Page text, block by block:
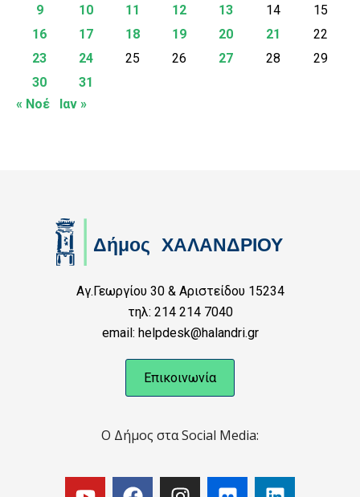
9
10 11 12 13 14
15
16
17 18 19 20 21
22
23
24 25 26 27 28
29
30
31
« Νοέ
Ιαν »
Αγ.Γεωργίου 30 & Αριστείδου 15234
τηλ: 214 214 7040
email: helpdesk@halandri.gr
Επικοινωνία
Ο Δήμος στα Social Media: